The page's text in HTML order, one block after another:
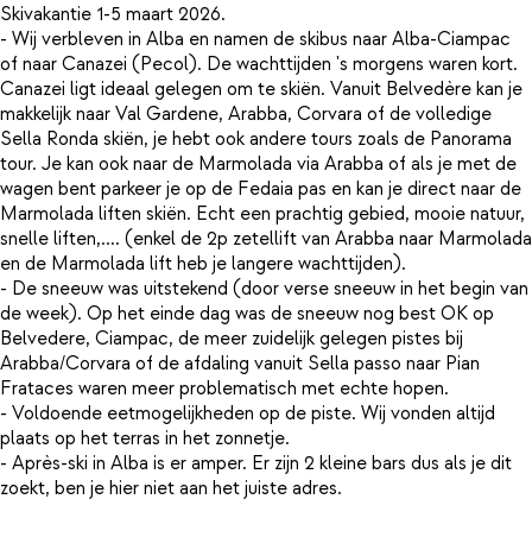
Skivakantie 1-5 maart 2026.
- Wij verbleven in Alba en namen de skibus naar Alba-Ciampac
of naar Canazei (Pecol). De wachttijden 's morgens waren kort.
Canazei ligt ideaal gelegen om te skiën. Vanuit Belvedère kan je
makkelijk naar Val Gardene, Arabba, Corvara of de volledige
Sella Ronda skiën, je hebt ook andere tours zoals de Panorama
tour. Je kan ook naar de Marmolada via Arabba of als je met de
wagen bent parkeer je op de Fedaia pas en kan je direct naar de
Marmolada liften skiën. Echt een prachtig gebied, mooie natuur,
snelle liften,.... (enkel de 2p zetellift van Arabba naar Marmolada
en de Marmolada lift heb je langere wachttijden).
- De sneeuw was uitstekend (door verse sneeuw in het begin van
de week). Op het einde dag was de sneeuw nog best OK op
Belvedere, Ciampac, de meer zuidelijk gelegen pistes bij
Arabba/Corvara of de afdaling vanuit Sella passo naar Pian
Frataces waren meer problematisch met echte hopen.
- Voldoende eetmogelijkheden op de piste. Wij vonden altijd
plaats op het terras in het zonnetje.
- Après-ski in Alba is er amper. Er zijn 2 kleine bars dus als je dit